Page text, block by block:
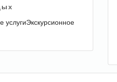
услугиЭкскурсионное